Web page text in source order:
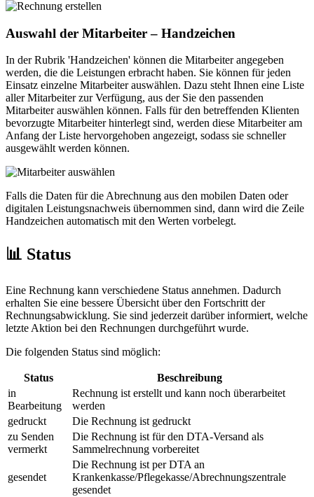
Auswahl der Mitarbeiter – Handzeichen
In der Rubrik 'Handzeichen' können die Mitarbeiter angegeben
werden, die die Leistungen erbracht haben. Sie können für jeden
Einsatz einzelne Mitarbeiter auswählen. Dazu steht Ihnen eine Liste
aller Mitarbeiter zur Verfügung, aus der Sie den passenden
Mitarbeiter auswählen können. Falls für den betreffenden Klienten
bevorzugte Mitarbeiter hinterlegt sind, werden diese Mitarbeiter am
Anfang der Liste hervorgehoben angezeigt, sodass sie schneller
ausgewählt werden können.
Falls die Daten für die Abrechnung aus den mobilen Daten oder
digitalen Leistungsnachweis übernommen sind, dann wird die Zeile
Handzeichen automatisch mit den Werten vorbelegt.
📊 Status
Eine Rechnung kann verschiedene Status annehmen. Dadurch
erhalten Sie eine bessere Übersicht über den Fortschritt der
Rechnungsabwicklung. Sie sind jederzeit darüber informiert, welche
letzte Aktion bei den Rechnungen durchgeführt wurde.
Die folgenden Status sind möglich:
Status
Beschreibung
in
Bearbeitung
Rechnung ist erstellt und kann noch überarbeitet
werden
gedruckt
Die Rechnung ist gedruckt
zu Senden
vermerkt
Die Rechnung ist für den DTA-Versand als
Sammelrechnung vorbereitet
gesendet
Die Rechnung ist per DTA an
Krankenkasse/Pflegekasse/Abrechnungszentrale
gesendet